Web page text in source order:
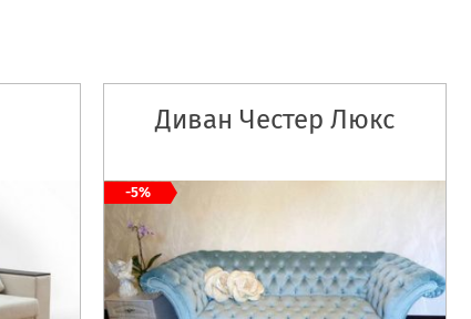
Диван Честер Люкс
-5%